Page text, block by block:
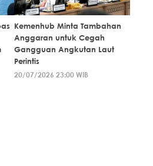
Kemenhub Minta Tambahan
Anggaran untuk Cegah
Gangguan Angkutan Laut
Perintis
20/07/2026 23:00 WIB